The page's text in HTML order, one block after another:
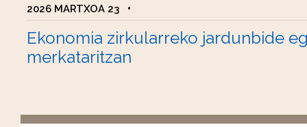
2026 MARTXOA 23 •
Ekonomia zirkularreko jardunbide
merkataritzan